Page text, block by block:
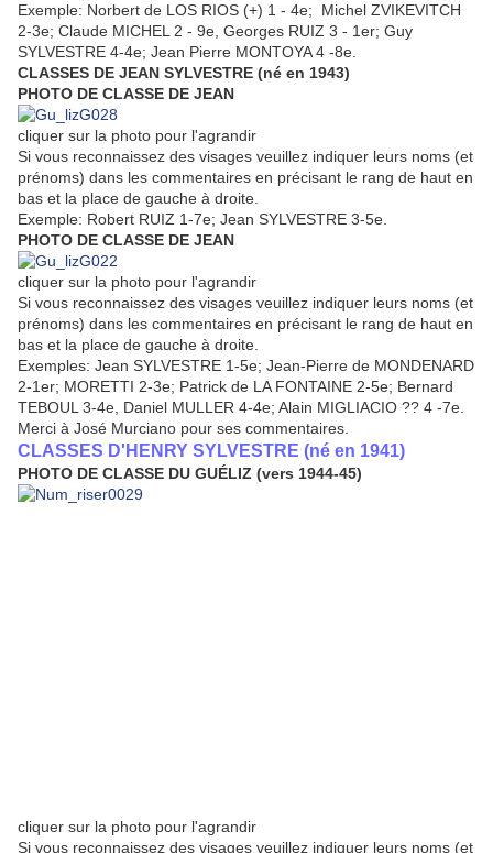
Exemple: Norbert de LOS RIOS (+) 1 - 4e; Michel ZVIKEVITCH
2-3e; Claude MICHEL 2 - 9e, Georges RUIZ 3 - 1er; Guy
SYLVESTRE 4-4e; Jean Pierre MONTOYA 4 -8e.
CLASSES DE JEAN SYLVESTRE (né en 1943)
PHOTO DE CLASSE DE JEAN
cliquer sur la photo pour l'agrandir
Si vous reconnaissez des visages veuillez indiquer leurs noms (et
prénoms) dans les commentaires en précisant le rang de haut en
bas et la place de gauche à droite.
Exemple: Robert RUIZ 1-7e; Jean SYLVESTRE 3-5e.
PHOTO DE CLASSE DE JEAN
cliquer sur la photo pour l'agrandir
Si vous reconnaissez des visages veuillez indiquer leurs noms (et
prénoms) dans les commentaires en précisant le rang de haut en
bas et la place de gauche à droite.
Exemples: Jean SYLVESTRE 1-5e; Jean-Pierre de MONDENARD
2-1er; MORETTI 2-3e; Patrick de LA FONTAINE 2-5e; Bernard
TEBOUL 3-4e, Daniel MULLER 4-4e; Alain MIGLIACIO ?? 4 -7e.
Merci à José Murciano pour ses commentaires.
CLASSES D'HENRY SYLVESTRE (né en 1941)
PHOTO DE CLASSE DU GUÉLIZ (vers 1944-45)
cliquer sur la photo pour l'agrandir
Si vous reconnaissez des visages veuillez indiquer leurs noms (et